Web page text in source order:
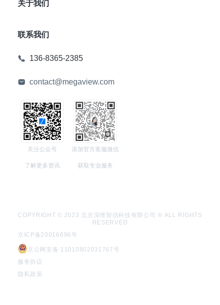
关于我们
联系我们
136-8365-2385
contact@megaview.com
关注公众号
了解更多资讯
添加官方客服微信
获取专业服务
COPYRIGHT © 2023 北京深维智信科技有限公司 ® ALL RIGHTS
RESERVED
京ICP备20016696号
京公网安备 11010802031767号
服务协议
隐私政策